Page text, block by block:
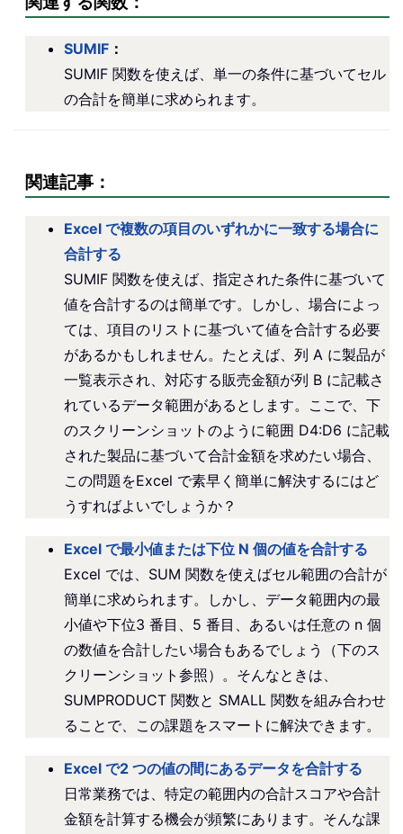
SUMIF ：
SUMIF 関数を使えば、単一の条件に基づいてセル
の合計を簡単に求められます。
関連記事：
Excel で複数の項目のいずれかに一致する場合に
合計する
SUMIF 関数を使えば、指定された条件に基づいて
値を合計するのは簡単です。しかし、場合によっ
ては、項目のリストに基づいて値を合計する必要
があるかもしれません。たとえば、列 A に製品が
一覧表示され、対応する販売金額が列 B に記載さ
れているデータ範囲があるとします。ここで、下
のスクリーンショットのように範囲 D4:D6 に記載
された製品に基づいて合計金額を求めたい場合、
この問題をExcel で素早く簡単に解決するにはど
うすればよいでしょうか？
Excel で最小値または下位 N 個の値を合計する
Excel では、SUM 関数を使えばセル範囲の合計が
簡単に求められます。しかし、データ範囲内の最
小値や下位3 番目、5 番目、あるいは任意の n 個
の数値を合計したい場合もあるでしょう（下のス
クリーンショット参照）。そんなときは、
SUMPRODUCT 関数と SMALL 関数を組み合わせ
ることで、この課題をスマートに解決できます。
Excel で2 つの値の間にあるデータを合計する
日常業務では、特定の範囲内の合計スコアや合計
金額を計算する機会が頻繁にあります。そんな課